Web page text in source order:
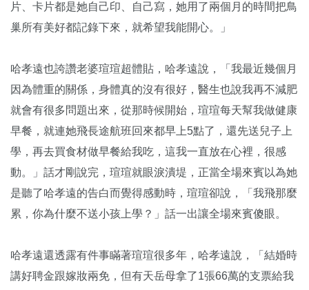
片、卡片都是她自己印、自己寫，她用了兩個月的時間把鳥
巢所有美好都記錄下來，就希望我能開心。」
哈孝遠也誇讚老婆瑄瑄超體貼，哈孝遠說，「我最近幾個月
因為體重的關係，身體真的沒有很好，醫生也說我再不減肥
就會有很多問題出來，從那時候開始，瑄瑄每天幫我做健康
早餐，就連她飛長途航班回來都早上5點了，還先送兒子上
學，再去買食材做早餐給我吃，這我一直放在心裡，很感
動。」話才剛說完，瑄瑄就眼淚潰堤，正當全場來賓以為她
是聽了哈孝遠的告白而覺得感動時，瑄瑄卻說，「我飛那麼
累，你為什麼不送小孩上學？」話一出讓全場來賓傻眼。
哈孝遠還透露有件事瞞著瑄瑄很多年，哈孝遠說，「結婚時
講好聘金跟嫁妝兩免，但有天岳母拿了1張66萬的支票給我